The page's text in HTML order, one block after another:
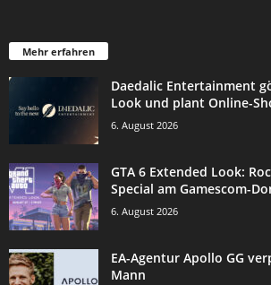
Mehr erfahren
Daedalic Entertainment
Look und plant Online-
6. August 2026
GTA 6 Extended Look:
Special am Gamescom-
6. August 2026
EA-Agentur Apollo GG
Mann